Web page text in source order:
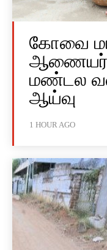
கோவை
ஆணையர்
மண்டல
ஆய்வு
1 HOUR AGO